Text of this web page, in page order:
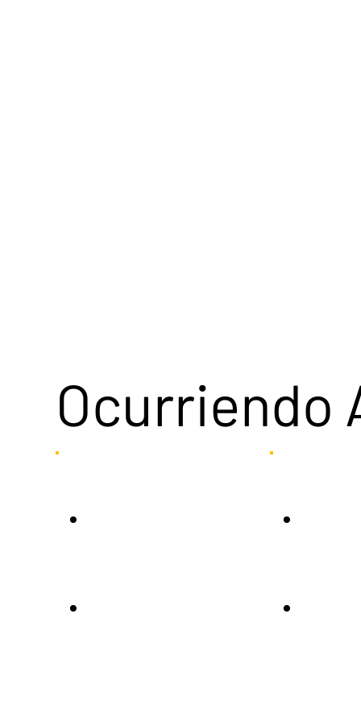
Ocurriendo
.
.
.
.